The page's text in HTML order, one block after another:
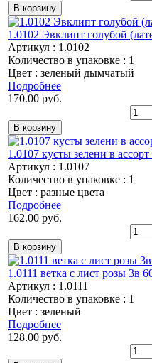
1.0102 Эвклипт голубой
Артикул : 1.0102
Количество в упаковке : 1
Цвет : зеленый дымчатый
Подробнее
170.00 руб.
1.0107 кусты зелени в
Артикул : 1.0107
Количество в упаковке : 1
Цвет : разные цвета
Подробнее
162.00 руб.
1.0111 ветка с лист розы 3в
Артикул : 1.0111
Количество в упаковке : 1
Цвет : зеленый
Подробнее
128.00 руб.